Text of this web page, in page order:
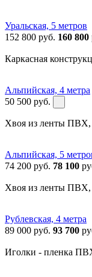
Уральская, 5 метров
152 800 руб. 160 800
Каркасная
Альпийская, 4 метра
50 500 руб.
Хвоя из ленты ПВХ,
Альпийская, 5
74 200 руб. 78 100
Хвоя из ленты ПВХ,
Рублевская, 4 метра
89 000 руб. 93 700
Иголки - пленка